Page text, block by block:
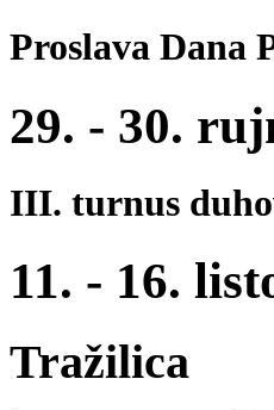
Proslava Dana
29. - 30.
III. turnus
11. - 16.
Tražilica